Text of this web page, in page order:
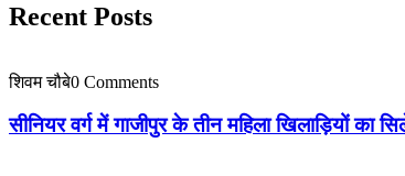
Recent Posts
शिवम चौबे0 Comments
सीनियर वर्ग में गाजीपुर के तीन महिला खिलाड़ियों